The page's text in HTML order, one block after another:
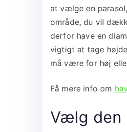
at vælge en
område, du vil
derfor have en
vigtigt at tage
må være for høj
Få mere info om
Vælg den